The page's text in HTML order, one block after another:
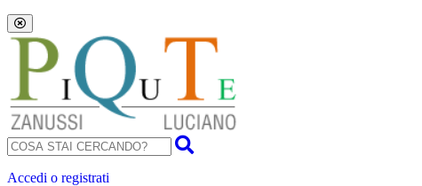
Accedi o registrati